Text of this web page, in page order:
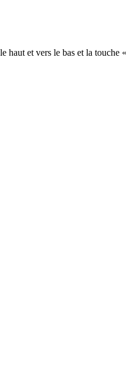
haut et vers le bas et la touche